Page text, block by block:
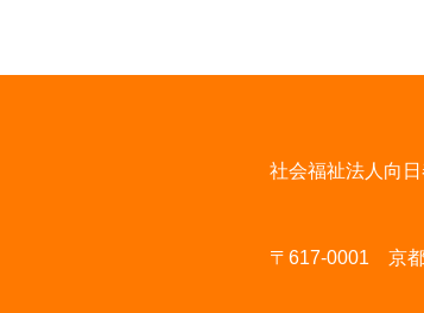
社会福祉法人向
〒617-0001 京